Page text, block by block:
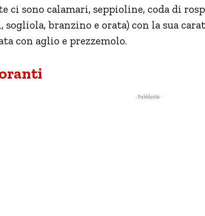
ci sono calamari, seppioline, coda di
sogliola, branzino e orata) con la sua
con aglio e prezzemolo.
- Pubblicità -